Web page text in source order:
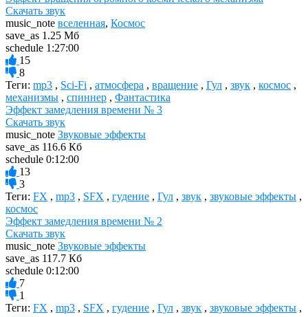
Скачать звук
music_note вселенная, Космос
save_as 1.25 Мб
schedule 1:27:00
15
8
Теги: mp3 , Sci-Fi , атмосфера , вращение , Гул , звук , космос ,
механизмы , спиннер , Фантастика
Эффект замедления времени № 3
Скачать звук
music_note Звуковые эффекты
save_as 116.6 Кб
schedule 0:12:00
13
3
Теги: FX , mp3 , SFX , гудение , Гул , звук , звуковые эффекты ,
космос
Эффект замедления времени № 2
Скачать звук
music_note Звуковые эффекты
save_as 117.7 Кб
schedule 0:12:00
7
1
Теги: FX , mp3 , SFX , гудение , Гул , звук , звуковые эффекты ,